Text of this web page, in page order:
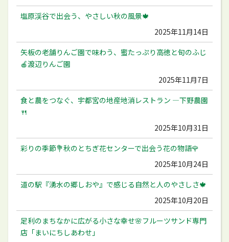
塩原渓谷で出会う、やさしい秋の風景🍁
2025年11月14日
矢板の老舗りんご園で味わう、蜜たっぷり高徳と旬のふじ
🍎渡辺りんご園
2025年11月7日
食と農をつなぐ、宇都宮の地産地消レストラン ―下野農園
🍴
2025年10月31日
彩りの季節💐秋のとちぎ花センターで出会う花の物語🌹
2025年10月24日
道の駅『湧水の郷しおや』で感じる自然と人のやさしさ🍁
2025年10月20日
足利のまちなかに広がる小さな幸せ🌸フルーツサンド専門
店「まいにちしあわせ」